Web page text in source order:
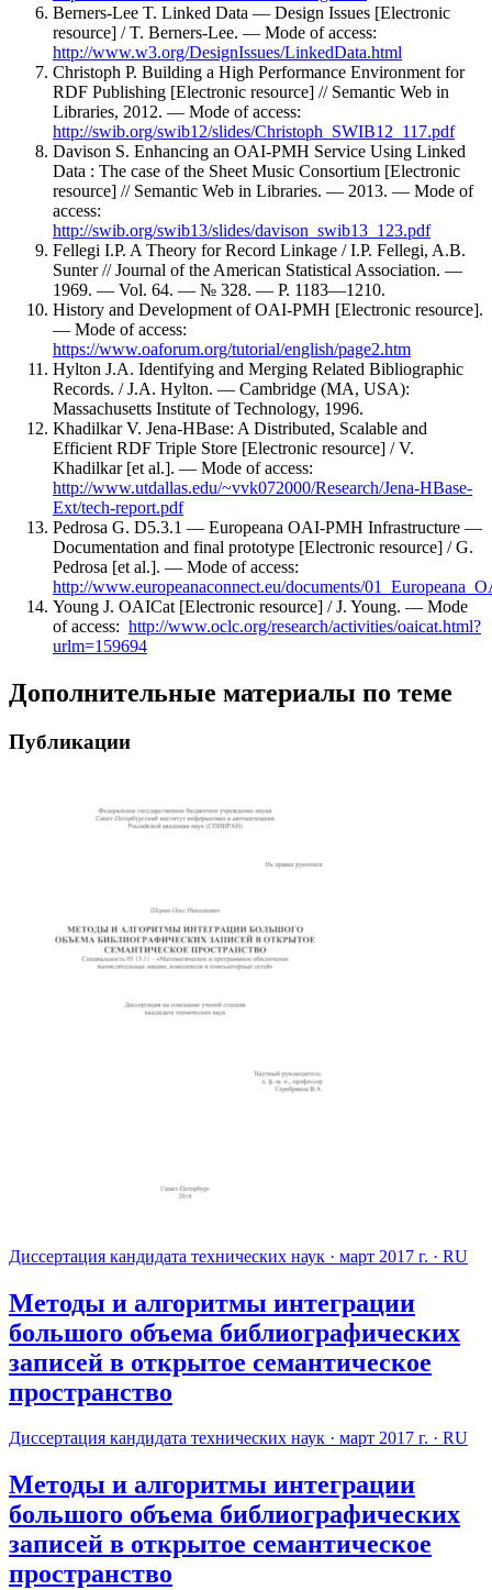
Berners-Lee T. Linked Data — Design Issues [Electronic
resource] / T. Berners-Lee. — Mode of access:
http://www.w3.org/DesignIssues/LinkedData.html
Christoph P. Building a High Performance Environment for
RDF Publishing [Electronic resource] // Semantic Web in
Libraries, 2012. — Mode of access:
http://swib.org/swib12/slides/Christoph_SWIB12_117.pdf
Davison S. Enhancing an OAI-PMH Service Using Linked
Data : The case of the Sheet Music Consortium [Electronic
resource] // Semantic Web in Libraries. — 2013. — Mode of
access:
http://swib.org/swib13/slides/davison_swib13_123.pdf
Fellegi I.P. A Theory for Record Linkage / I.P. Fellegi, A.B.
Sunter // Journal of the American Statistical Association. —
1969. — Vol. 64. — № 328. — P. 1183—1210.
History and Development of OAI-PMH [Electronic resource].
— Mode of access:
https://www.oaforum.org/tutorial/english/page2.htm
Hylton J.A. Identifying and Merging Related Bibliographic
Records. / J.A. Hylton. — Cambridge (MA, USA):
Massachusetts Institute of Technology, 1996.
Khadilkar V. Jena-HBase: A Distributed, Scalable and
Efficient RDF Triple Store [Electronic resource] / V.
Khadilkar [et al.]. — Mode of access:
http://www.utdallas.edu/~vvk072000/Research/Jena-HBase-
Ext/tech-report.pdf
Pedrosa G. D5.3.1 — Europeana OAI-PMH Infrastructure —
Documentation and final prototype [Electronic resource] / G.
Pedrosa [et al.]. — Mode of access:
http://www.europeanaconnect.eu/documents/
Young J. OAICat [Electronic resource] / J. Young. — Mode
of access: http://www.oclc.org/research/activities/oaicat.html?
urlm=159694
Дополнительные материалы по теме
Публикации
Диссертация кандидата технических наук · март 2017 г. · RU
Методы и алгоритмы интеграции
большого объема библиографических
записей в открытое семантическое
пространство
Диссертация кандидата технических наук · март 2017 г. · RU
Методы и алгоритмы интеграции
большого объема библиографических
записей в открытое семантическое
пространство